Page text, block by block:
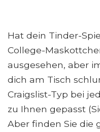
Hat dein Tinder-
College-
ausgesehen, aber
dich am Tisch
Craigslist-Typ bei
zu Ihnen gepasst
Aber finden Sie die